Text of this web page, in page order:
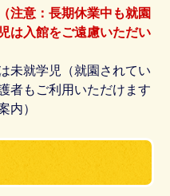
注意：長期休業中も就園
は入館をご遠慮いただい
未就学児（就園されてい
者もご利用いただけます
内）